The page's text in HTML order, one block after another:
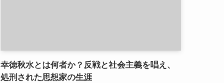
幸徳秋水とは何者か？反戦と社会主義を唱え、
処刑された思想家の生涯